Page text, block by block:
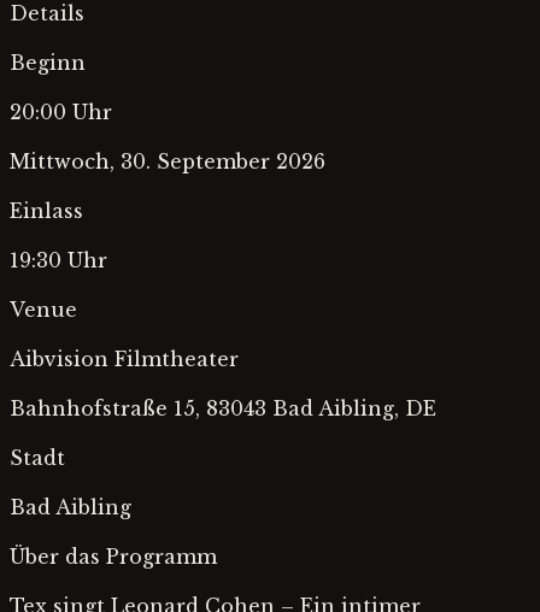
Details
Beginn
20:00 Uhr
Mittwoch, 30. September 2026
Einlass
19:30 Uhr
Venue
Aibvision Filmtheater
Bahnhofstraße 15, 83043 Bad Aibling, DE
Stadt
Bad Aibling
Über das Programm
Tex singt Leonard Cohen – Ein intimer